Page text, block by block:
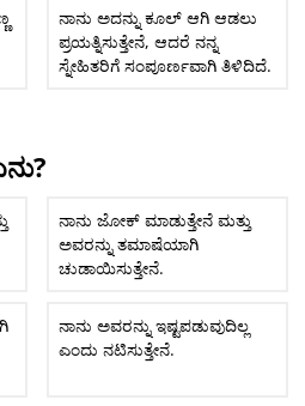
ನಾನು ಅದನ್ನು ಕೂಲ್ ಆಗಿ ಆಡಲು
ಪ್ರಯತ್ನಿಸುತ್ತೇನೆ, ಆದರೆ ನನ್ನ
ಸ್ನೇಹಿತರಿಗೆ ಸಂಪೂರ್ಣವಾಗಿ ತಿಳಿದಿದೆ.
ನಾನು ಜೋಕ್ ಮಾಡುತ್ತೇನೆ ಮತ್ತು
ಅವರನ್ನು ತಮಾಷೆಯಾಗಿ
ಚುಡಾಯಿಸುತ್ತೇನೆ.
ನಾನು ಅವರನ್ನು ಇಷ್ಟಪಡುವುದಿಲ್ಲ
ಎಂದು ನಟಿಸುತ್ತೇನೆ.